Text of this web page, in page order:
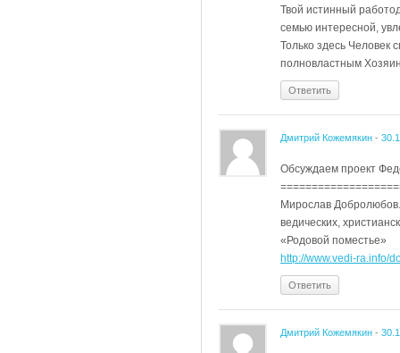
Твой истинный
семью интересной,
Только здесь Человек
полновластным
Ответить
Дмитрий Кожемякин -
Обсуждаем проект
Мирослав
ведических,
«Родовой поместье»
http://www.vedi-ra.info/
Ответить
Дмитрий Кожемякин -